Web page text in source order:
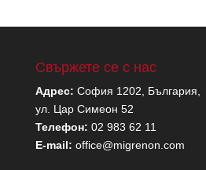
Свържете се с нас
Адрес: София 1202, България,
ул. Цар Симеон 52
Телефон: 02 983 62 11
E-mail: office@migrenon.com